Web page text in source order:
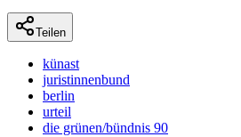
Teilen
künast
juristinnenbund
berlin
urteil
die grünen/bündnis 90